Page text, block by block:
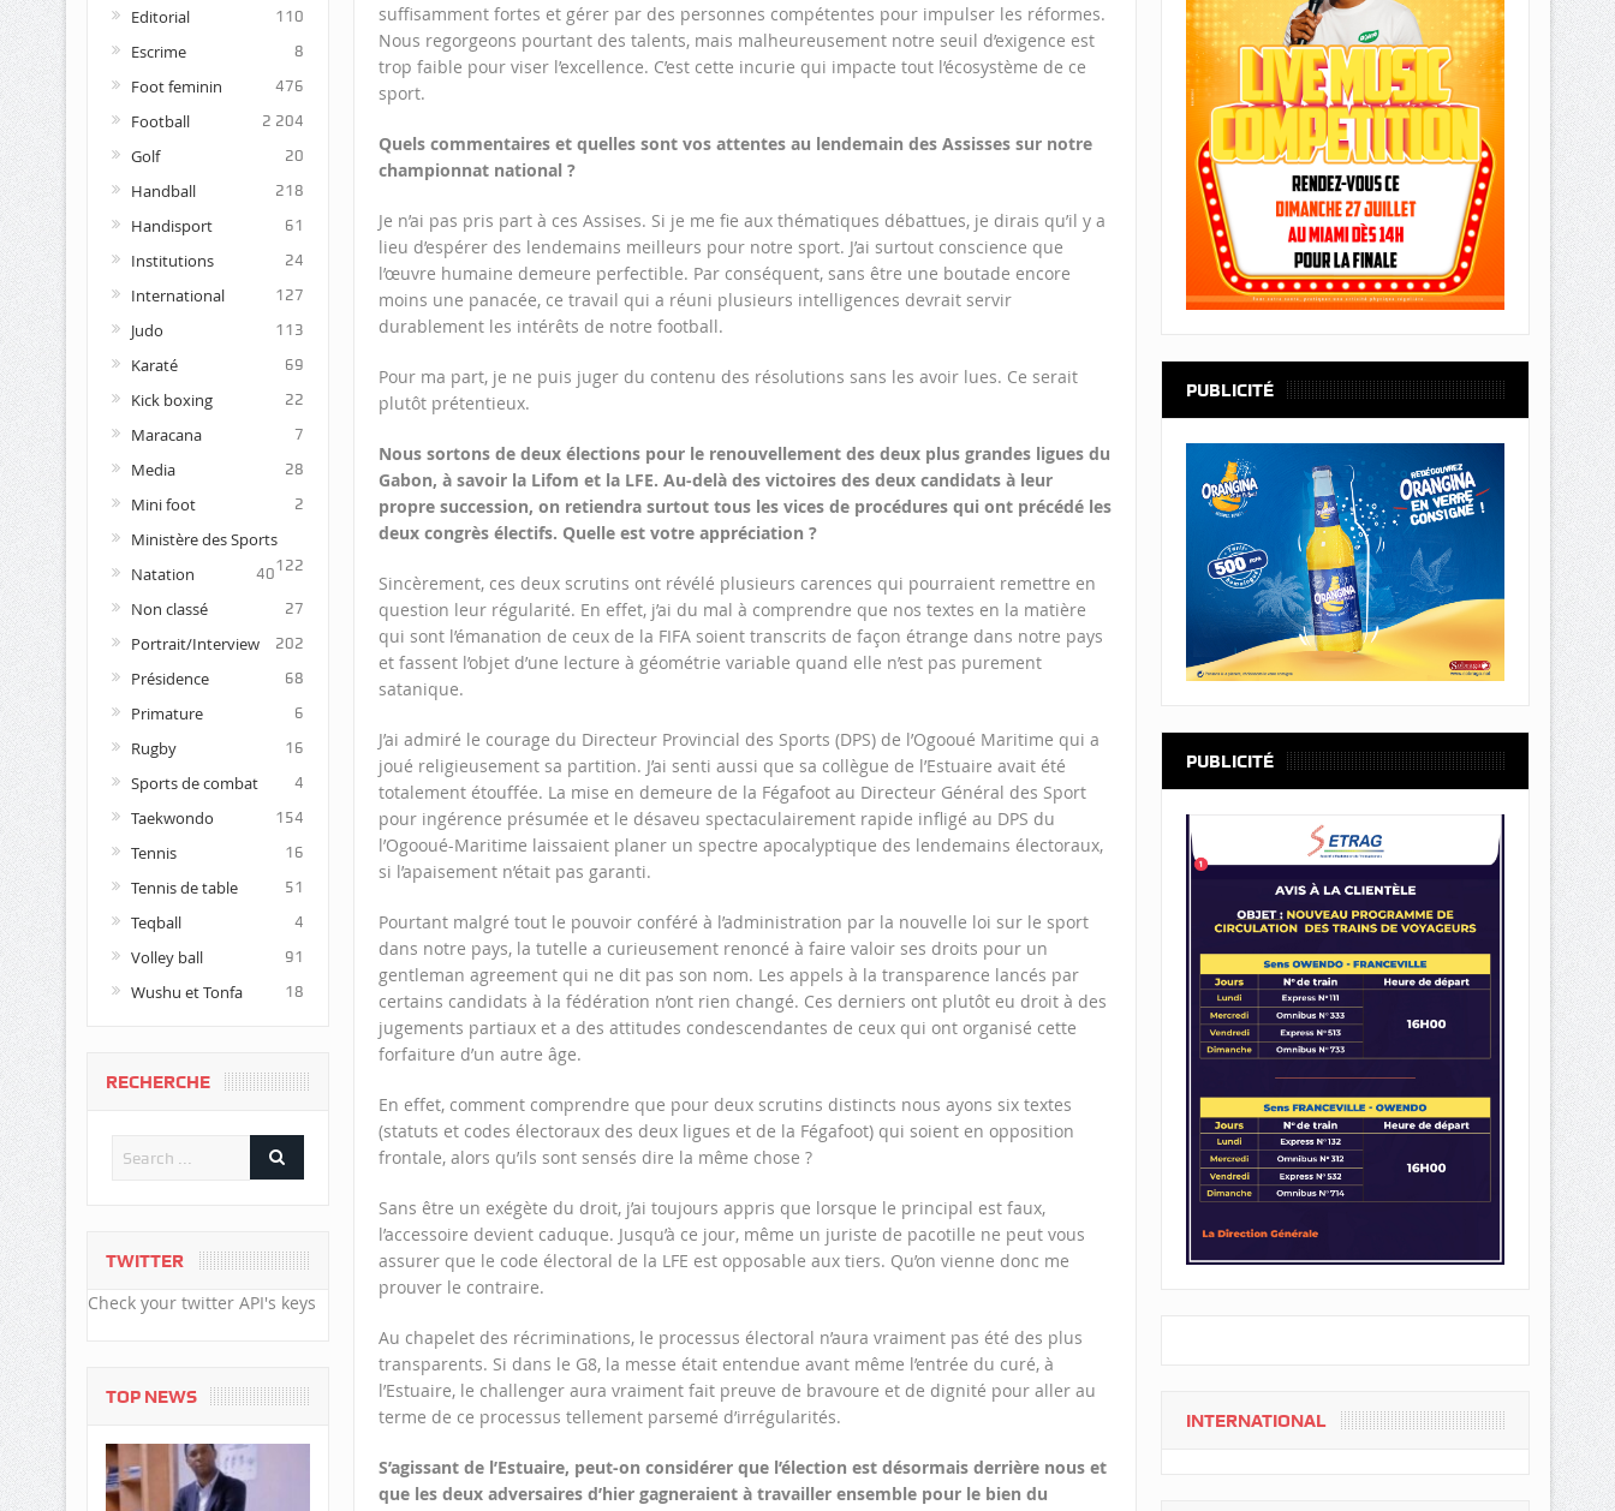
suffisamment fortes et gérer par des personnes compétentes pour impulser les réformes.
Nous regorgeons pourtant des talents, mais malheureusement notre seuil d’exigence est
trop faible pour viser l’excellence. C’est cette incurie qui impacte tout l’écosystème de ce
sport.
Quels commentaires et quelles sont vos attentes au lendemain des Assisses sur notre
championnat national ?
Je n’ai pas pris part à ces Assises. Si je me fie aux thématiques débattues, je dirais qu’il y a
lieu d’espérer des lendemains meilleurs pour notre sport. J’ai surtout conscience que
l’œuvre humaine demeure perfectible. Par conséquent, sans être une boutade encore
moins une panacée, ce travail qui a réuni plusieurs intelligences devrait servir
durablement les intérêts de notre football.
Pour ma part, je ne puis juger du contenu des résolutions sans les avoir lues. Ce serait
plutôt prétentieux.
Nous sortons de deux élections pour le renouvellement des deux plus grandes ligues du
Gabon, à savoir la Lifom et la LFE. Au-delà des victoires des deux candidats à leur
propre succession, on retiendra surtout tous les vices de procédures qui ont précédé les
deux congrès électifs. Quelle est votre appréciation ?
Sincèrement, ces deux scrutins ont révélé plusieurs carences qui pourraient remettre en
question leur régularité. En effet, j’ai du mal à comprendre que nos textes en la matière
qui sont l’émanation de ceux de la FIFA soient transcrits de façon étrange dans notre pays
et fassent l’objet d’une lecture à géométrie variable quand elle n’est pas purement
satanique.
J’ai admiré le courage du Directeur Provincial des Sports (DPS) de l’Ogooué Maritime qui a
joué religieusement sa partition. J’ai senti aussi que sa collègue de l’Estuaire avait été
totalement étouffée. La mise en demeure de la Fégafoot au Directeur Général des Sport
pour ingérence présumée et le désaveu spectaculairement rapide infligé au DPS du
l’Ogooué-Maritime laissaient planer un spectre apocalyptique des lendemains électoraux,
si l’apaisement n’était pas garanti.
Pourtant malgré tout le pouvoir conféré à l’administration par la nouvelle loi sur le sport
dans notre pays, la tutelle a curieusement renoncé à faire valoir ses droits pour un
gentleman agreement qui ne dit pas son nom. Les appels à la transparence lancés par
certains candidats à la fédération n’ont rien changé. Ces derniers ont plutôt eu droit à des
jugements partiaux et a des attitudes condescendantes de ceux qui ont organisé cette
forfaiture d’un autre âge.
En effet, comment comprendre que pour deux scrutins distincts nous ayons six textes
(statuts et codes électoraux des deux ligues et de la Fégafoot) qui soient en opposition
frontale, alors qu’ils sont sensés dire la même chose ?
Sans être un exégète du droit, j’ai toujours appris que lorsque le principal est faux,
l’accessoire devient caduque. Jusqu’à ce jour, même un juriste de pacotille ne peut vous
assurer que le code électoral de la LFE est opposable aux tiers. Qu’on vienne donc me
prouver le contraire.
Au chapelet des récriminations, le processus électoral n’aura vraiment pas été des plus
transparents. Si dans le G8, la messe était entendue avant même l’entrée du curé, à
l’Estuaire, le challenger aura vraiment fait preuve de bravoure et de dignité pour aller au
terme de ce processus tellement parsemé d’irrégularités.
S’agissant de l’Estuaire, peut-on considérer que l’élection est désormais derrière nous et
que les deux adversaires d’hier gagneraient à travailler ensemble pour le bien du
Editorial 110
Escrime 8
Foot feminin 476
Football 2 204
Golf 20
Handball 218
Handisport 61
Institutions 24
International 127
Judo 113
Karaté 69
Kick boxing 22
Maracana 7
Media 28
Mini foot 2
Ministère des Sports
122
Natation 40
Non classé 27
Portrait/Interview 202
Présidence 68
Primature 6
Rugby 16
Sports de combat 4
Taekwondo 154
Tennis 16
Tennis de table 51
Teqball 4
Volley ball 91
Wushu et Tonfa 18
RECHERCHE
TWITTER
Check your twitter API's keys
TOP NEWS
PUBLICITÉ
PUBLICITÉ
INTERNATIONAL